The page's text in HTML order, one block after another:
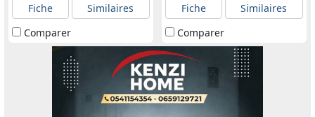
Fiche
Similaires
Comparer
Fiche
Similaires
Comparer